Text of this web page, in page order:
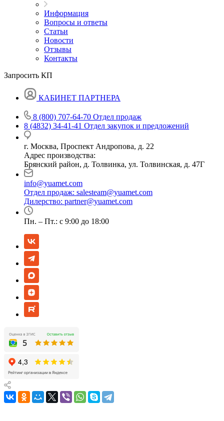
Информация
Вопросы и ответы
Статьи
Новости
Отзывы
Контакты
Запросить КП
КАБИНЕТ ПАРТНЕРА
8 (800) 707-64-70 Отдел продаж
8 (4832) 34-41-41 Отдел закупок и предложений
г. Москва, Проспект Андропова, д. 22
Адрес производства:
Брянский район, д. Толвинка, ул. Толвинская, д. 47Г
info@yuamet.com
Отдел продаж: salesteam@yuamet.com
Дилерство: partner@yuamet.com
Пн. – Пт.: с 9:00 до 18:00